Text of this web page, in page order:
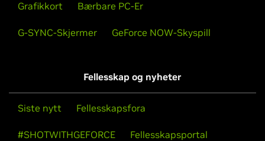
Grafikkort Bærbare PC-Er
G-SYNC-Skjermer GeForce NOW-Skyspill
Fellesskap og nyheter
Siste nytt Fellesskapsfora
#SHOTWITHGEFORCE Fellesskapsportal